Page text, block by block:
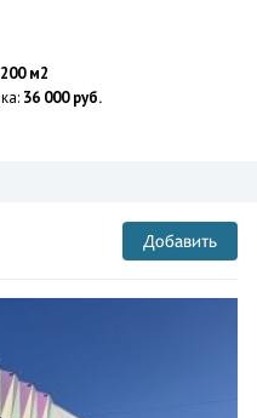
м2
36 000 руб.
Добавить